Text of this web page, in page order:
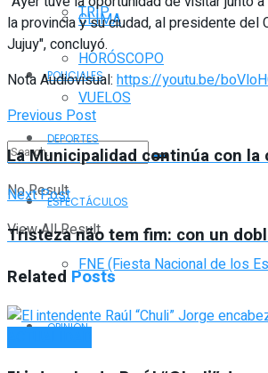
CLIMA
HORÓSCOPO
VUELOS
No Result
View All Result
TRIP
POLICIALES
DEPORTES
ESPECTÁCULOS
FNE (Fiesta Nacional de los
OPINIÓN
la provincia y su ciudad, al presidente
Jujuy", concluyó.
Nota Audiovisual: https://youtu.be/
Previous Post
La Municipalidad continúa con
Next Post
Tristeza não tem fim: con un
Related Posts